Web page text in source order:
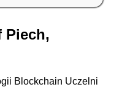
Piech,
Blockchain Uczelni